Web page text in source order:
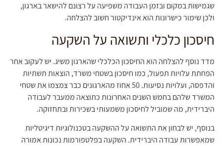
שגמישות במקום ובזמן העבודה משפיעה על רצונם להישאר בארגון,
ולכן שימור כישרונות הוא אינדיקטור חשוב להצלחה.
חיסכון כלכלי ותשואה על השקעה
מדד נוסף להצלחה הוא החיסכון הכלכלי שהארגון משיג. יש לעקוב אחר
הפחתת עלויות תפעול, כמו חיסכון בשטחי משרד, הוצאות תשתיות
והדפסה, ועלויות נסיעות. 50 אחוז מהארגונים כבר צמצמו את שטחי
המשרד שלהם בחמש השנים האחרונות כתוצאה ממעבר לעבודה
היברידית, מה שמוביל לחיסכון משמעותי בשכירות ובתחזוקה.
בנוסף, יש לבחון את התשואה על ההשקעה בטכנולוגיות דיגיטליות
שמאפשרות עבודה היברידית. השקעה בפלטפורמות נכונות אמורה